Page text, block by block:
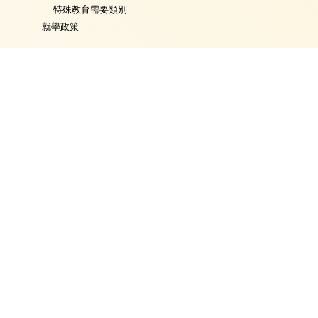
特殊教育需要類別
就學政策